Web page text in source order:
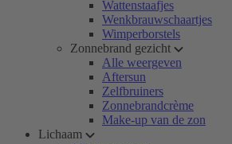
Wattenstaafjes
Wenkbrauwschaartjes
Wimperborstels
Zonnebrand gezicht
Alle weergeven
Aftersun
Zelfbruiners
Zonnebrandcrème
Make-up van de zon
Lichaam